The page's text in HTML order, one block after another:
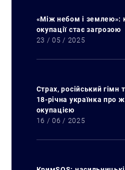
«Між небом і землею»:
окупації стає загрозою
23 / 05 / 2025
Страх, російський гімн
18-річна українка про
окупацією
16 / 06 / 2025